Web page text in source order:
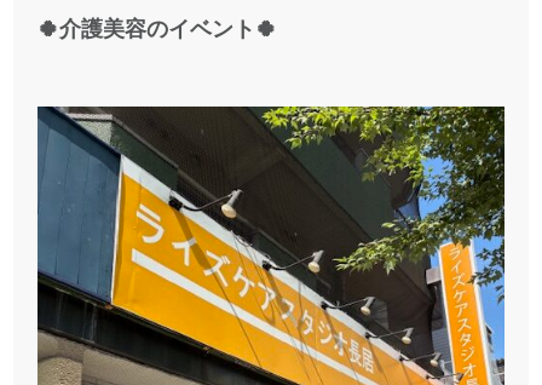
🍀介護美容のイベント🍀